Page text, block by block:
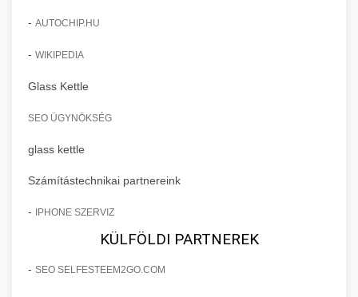
- AUTOCHIP.HU
- WIKIPEDIA
Glass Kettle
SEO ÜGYNÖKSÉG
glass kettle
Számítástechnikai partnereink
- IPHONE SZERVIZ
KÜLFÖLDI PARTNEREK
- SEO SELFESTEEM2GO.COM